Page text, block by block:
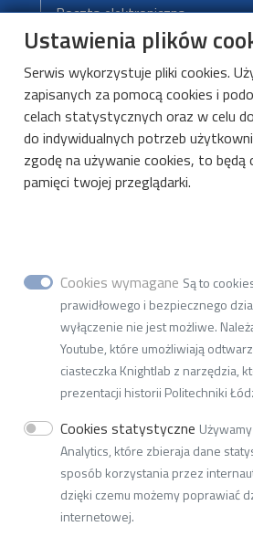
Katedra Przyrządów
Półprzewodnikowych
budynek B9, piętro I
(+48) 42 631 39 51
Naciśnij aby wyświetlić
NIP: 727-002-18-95
Adres do doręczeń elektronicznych
99877-ERVVB-29
Poczta elektroniczna
Biblioteka PŁ
Blog Politechniki Łódzkiej
Mapa kampusu
Ustawienia plików
Serwis wykorzystuje pliki cookies.
zapisanych za pomocą cookies i
celach statystycznych oraz w celu
do indywidualnych potrzeb
zgodę na używanie cookies, to będą
pamięci twojej przeglądarki.
Cookies wymagane Są to
prawidłowego i bezpiecznego
wyłączenie nie jest możliwe.
Youtube, które umożliwiają
ciasteczka Knightlab z narzędzia,
prezentacji historii Politechniki
Cookies statystyczne
Analytics, które zbieraja dane
sposób korzystania przez
dzięki czemu możemy poprawiać
internetowej.